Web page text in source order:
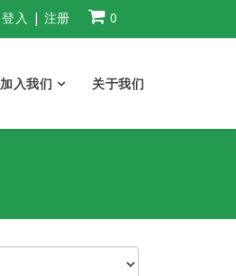
登入 | 注册 0
加入我们 关于我们